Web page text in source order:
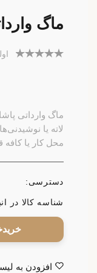
ماگ وارداتی
لاته یا
محل کار یا کافه
دسترسی:
شناسه کالا در
خرید
افزودن به